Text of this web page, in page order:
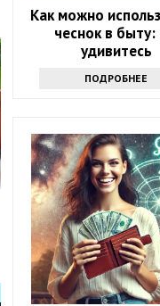
Как можно
чеснок в
удивитесь
ПОДРОБНЕЕ